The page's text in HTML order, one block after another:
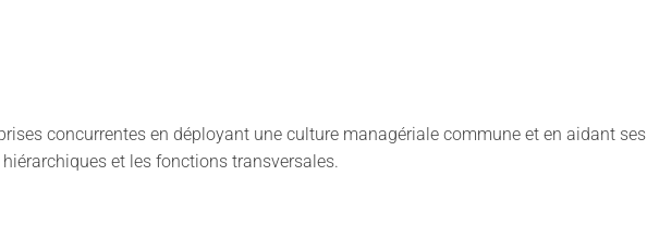
concurrentes en déployant une culture managériale commune et en aidant ses
et les fonctions transversales.